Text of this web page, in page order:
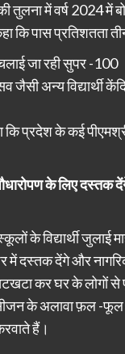
तुलना में वर्ष 2024 में
कि पास प्रतिशतता
चलाई जा रही सुपर -100
जैसी अन्य विद्यार्थी
कि प्रदेश के कई
केलिएदस्तक
के विद्यार्थी जुलाई
में दस्तक देंगे और
खटखटा कर घर के लोगों
के अलावा फ़ल -
हैं।